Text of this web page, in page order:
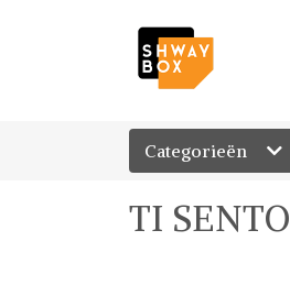
Categorieën
TI SENTO